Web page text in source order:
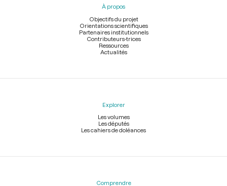
À propos
Objectifs du projet
Orientations scientifiques
Partenaires institutionnels
Contributeurs-trices
Ressources
Actualités
Explorer
Les volumes
Les députés
Les cahiers de doléances
Comprendre